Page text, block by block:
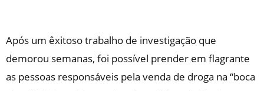
Após um êxitoso trabalho de investigação que
demorou semanas, foi possível prender em flagrante
as pessoas responsáveis pela venda de droga na “boca